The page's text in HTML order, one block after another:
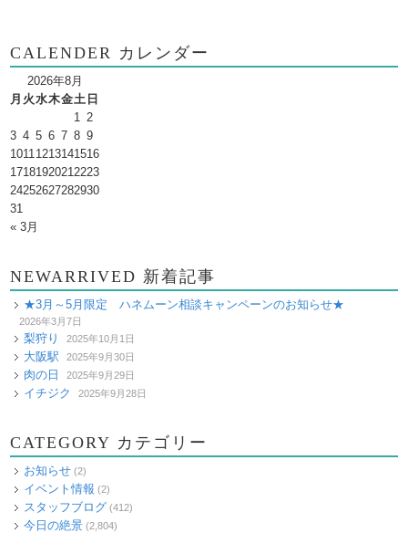
CALENDER カレンダー
2026年8月
月 火水木金土 日
1
2
3 4 5 6 7 8 9
1011 1213141516
1718192021 2223
24252627282930
31
« 3月
NEWARRIVED 新着記事
★3月～5月限定 ハネムーン相談キャンペーンのお知らせ★
2026年3月7日
梨狩り 2025年10月1日
大阪駅 2025年9月30日
肉の日 2025年9月29日
イチジク 2025年9月28日
CATEGORY カテゴリー
お知らせ (2)
イベント情報 (2)
スタッフブログ (412)
今日の絶景 (2,804)